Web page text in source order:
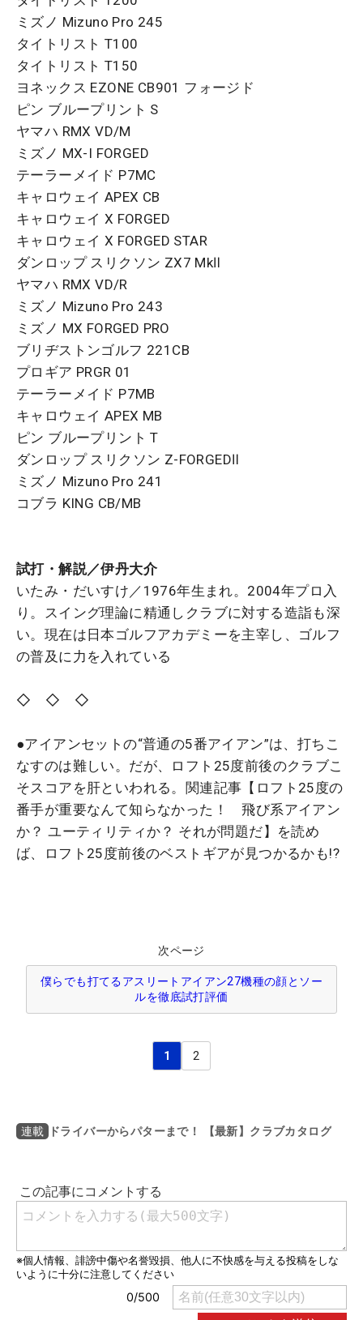
ミズノ Mizuno Pro 245
タイトリスト T100
タイトリスト T150
ヨネックス EZONE CB901 フォージド
ピン ブループリント S
ヤマハ RMX VD/M
ミズノ MX-I FORGED
テーラーメイド P7MC
キャロウェイ APEX CB
キャロウェイ X FORGED
キャロウェイ X FORGED STAR
ダンロップ スリクソン ZX7 MkⅡ
ヤマハ RMX VD/R
ミズノ Mizuno Pro 243
ミズノ MX FORGED PRO
ブリヂストンゴルフ 221CB
プロギア PRGR 01
テーラーメイド P7MB
キャロウェイ APEX MB
ピン ブループリント T
ダンロップ スリクソン Z-FORGEDⅡ
ミズノ Mizuno Pro 241
コブラ KING CB/MB
試打・解説／伊丹大介
いたみ・だいすけ／1976年生まれ。2004年プロ入
り。スイング理論に精通しクラブに対する造詣も深
い。現在は日本ゴルフアカデミーを主宰し、ゴルフ
の普及に力を入れている
◇ ◇ ◇
●アイアンセットの“普通の5番アイアン”は、打ちこ
なすのは難しい。だが、ロフト25度前後のクラブこ
そスコアを肝といわれる。関連記事【ロフト25度の
番手が重要なんて知らなかった！ 飛び系アイアン
か？ ユーティリティか？ それが問題だ】を読め
ば、ロフト25度前後のベストギアが見つかるかも!?
次ページ
僕らでも打てるアスリートアイアン27機種の顔とソー
ルを徹底試打評価
1 2
連載 ドライバーからパターまで！ 【最新】クラブカタログ